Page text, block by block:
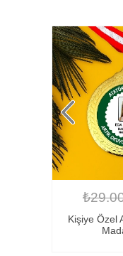
Kişiye Özel